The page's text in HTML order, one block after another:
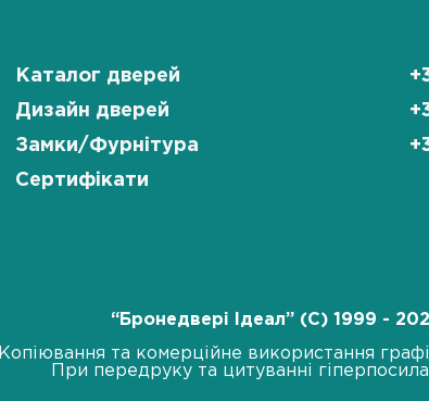
Каталог дверей
Дизайн дверей
Замки/Фурнітура
Сертифікати
“Бронедвері Ідеал” (C) 1999 -
Копіювання та комерційне використання
При передруку та цитуванні